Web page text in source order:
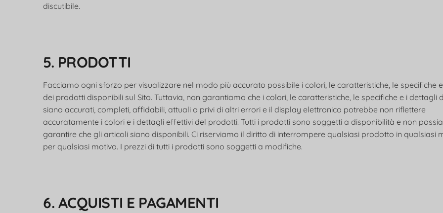
discutibile.
5. PRODOTTI
Facciamo ogni sforzo per visualizzare nel modo più accurato possibile i colori, le caratteristiche, le specifiche
dei prodotti disponibili sul Sito. Tuttavia, non garantiamo che i colori, le caratteristiche, le specifiche e i dettagli
siano accurati, completi, affidabili, attuali o privi di altri errori e il display elettronico potrebbe non riflettere
accuratamente i colori e i dettagli effettivi del prodotti. Tutti i prodotti sono soggetti a disponibilità e non
garantire che gli articoli siano disponibili. Ci riserviamo il diritto di interrompere qualsiasi prodotto in qualsiasi
per qualsiasi motivo. I prezzi di tutti i prodotti sono soggetti a modifiche.
6. ACQUISTI E PAGAMENTI